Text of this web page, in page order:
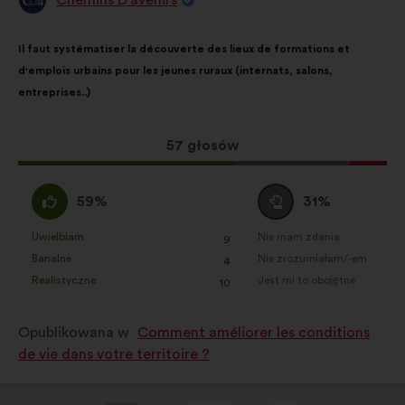
Propozycja:
propozycji:
Il faut systématiser la découverte des lieux de formations et
d'emplois urbains pour les jeunes ruraux (internats, salons,
entreprises..)
Ta
propozycja
57 głosów
czym
głosy
rozłożyły
Zgadzam
się
:
59%
w
kategorii:
Uwielbiam
: 9
razy
Banalne
: 4
razy
Realistyczne
: 10
razy
Wstrzymuję
się
:
31%
w
Nie mam zdania
:razy
Nie zrozumiałam/-em
:razy
Jest mi to obojętne
:razy
Opublikowana w
Comment améliorer les conditions
de vie dans votre territoire ?